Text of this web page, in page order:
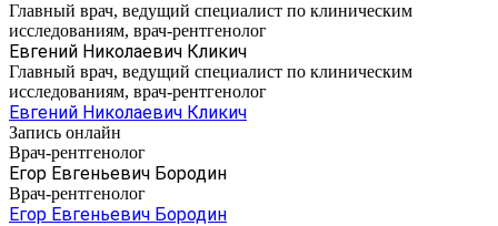
Главный врач, ведущий специалист по клиническим
исследованиям, врач-рентгенолог
Евгений Николаевич Кликич
Главный врач, ведущий специалист по клиническим
исследованиям, врач-рентгенолог
Евгений Николаевич Кликич
Запись онлайн
Врач-рентгенолог
Егор Евгеньевич Бородин
Врач-рентгенолог
Егор Евгеньевич Бородин